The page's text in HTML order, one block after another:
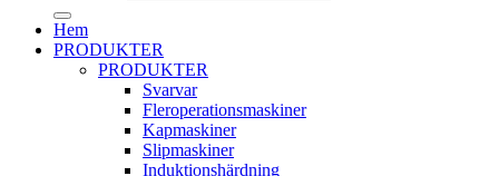
Hem
PRODUKTER
PRODUKTER
Svarvar
Fleroperationsmaskiner
Kapmaskiner
Slipmaskiner
Induktionshärdning